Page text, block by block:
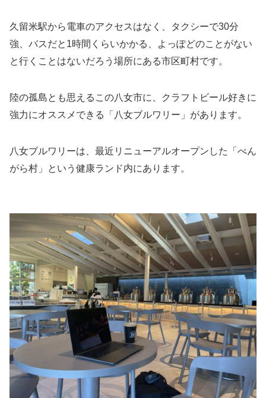
久留米駅から電車のアクセスはなく、タクシーで30分
強、バスだと1時間くらいかかる、よっぽどのことがない
と行くことはないだろう場所にある市区町村です。
陸の孤島とも思えるこの八女市に、クラフトビール好きに
強力にオススメできる「八女ブルワリー」があります。
八女ブルワリーは、最近リニューアルオープンした「べん
がら村」という健康ランド内にあります。